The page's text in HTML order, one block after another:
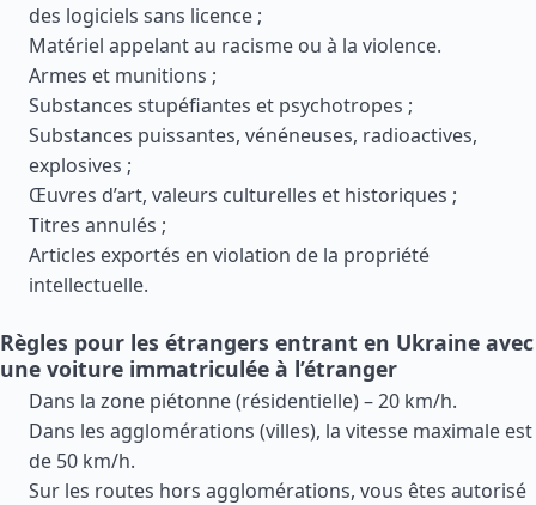
des logiciels sans licence ;
Matériel appelant au racisme ou à la violence.
Armes et munitions ;
Substances stupéfiantes et psychotropes ;
Substances puissantes, vénéneuses, radioactives,
explosives ;
Œuvres d’art, valeurs culturelles et historiques ;
Titres annulés ;
Articles exportés en violation de la propriété
intellectuelle.
Règles pour les étrangers entrant en Ukraine avec
une voiture immatriculée à l’étranger
Dans la zone piétonne (résidentielle) – 20 km/h.
Dans les agglomérations (villes), la vitesse maximale est
de 50 km/h.
Sur les routes hors agglomérations, vous êtes autorisé